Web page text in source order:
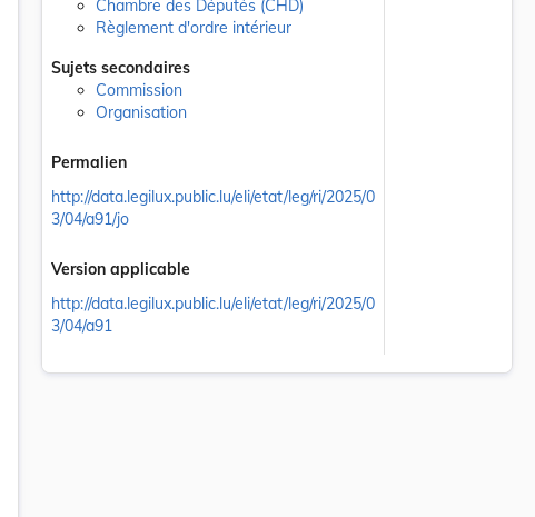
Chambre des Députés (CHD)
Règlement d'ordre intérieur
Sujets secondaires
Commission
Organisation
Permalien
http://data.legilux.public.lu/eli/etat/leg/ri/2025/0
3/04/a91/jo
Version applicable
http://data.legilux.public.lu/eli/etat/leg/ri/2025/0
3/04/a91